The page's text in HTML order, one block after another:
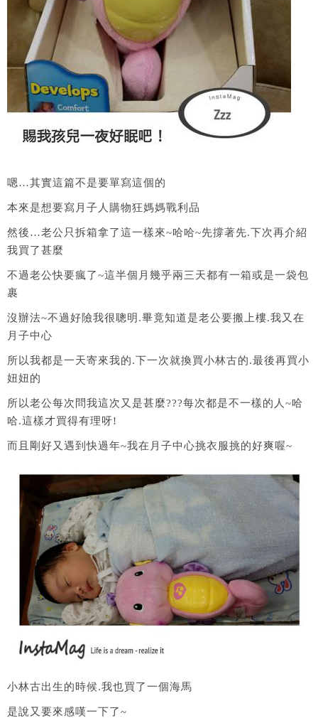
嗯…其實這篇不是要單寫這個的
本來是想要寫月子人購物狂媽媽戰利品
然後…老公只拆箱拿了這一樣來~哈哈~先撐著先.下次再介紹
我買了甚麼
不過老公快要瘋了~這半個月幾乎兩三天都有一箱或是一袋包
裹
沒辦法~不過好險我很聰明.畢竟知道是老公要搬上樓.我又在
月子中心
所以我都是一天寄來我的.下一次就換買小林古的.最後再買小
妞妞的
所以老公每次問我這次又是甚麼???每次都是不一樣的人~哈
哈.這樣才買得有理呀!
而且剛好又遇到快過年~我在月子中心挑衣服挑的好爽喔~
小林古出生的時候.我也買了一個海馬
是說又要來感嘆一下了~